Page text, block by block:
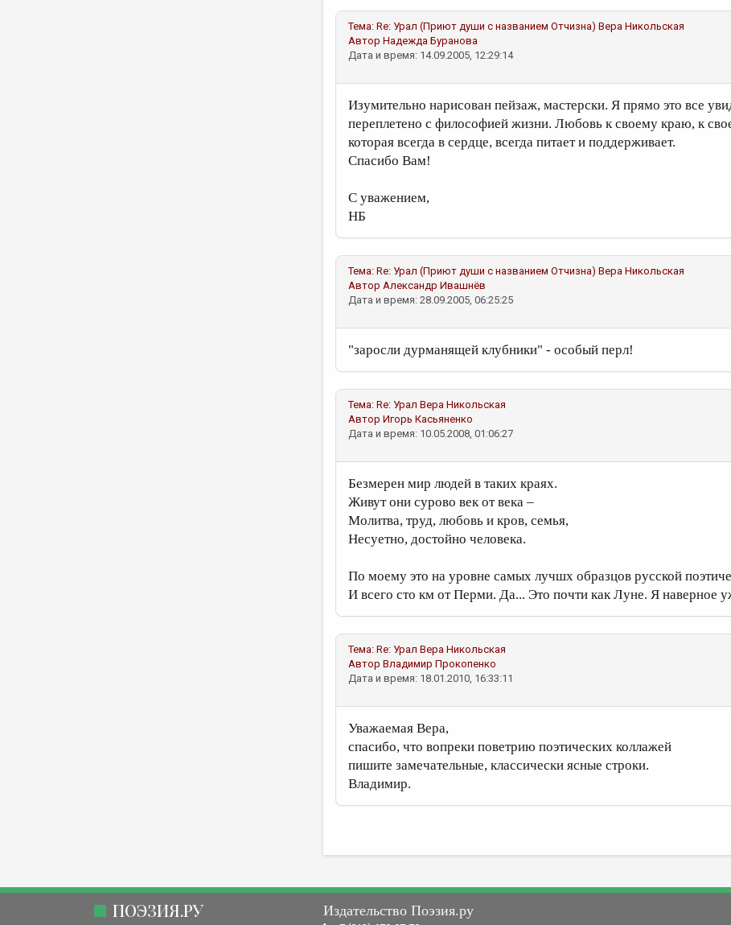
Тема: Re: Урал (Приют души с названием Отчизна) Вера Никольская
Автор Надежда Буранова
Дата и время: 14.09.2005, 12:29:14
Изумительно нарисован пейзаж, мастерски. Я прямо это все
переплетено с философией жизни. Любовь к своему краю, к
которая всегда в сердце, всегда питает и поддерживает.
Спасибо Вам!
С уважением,
НБ
Тема: Re: Урал (Приют души с названием Отчизна) Вера Никольская
Автор Александр Ивашнёв
Дата и время: 28.09.2005, 06:25:25
"заросли дурманящей клубники" - особый перл!
Тема: Re: Урал Вера Никольская
Автор Игорь Касьяненко
Дата и время: 10.05.2008, 01:06:27
Безмерен мир людей в таких краях.
Живут они сурово век от века –
Молитва, труд, любовь и кров, семья,
Несуетно, достойно человека.
По моему это на уровне самых лучшх образцов русской
И всего сто км от Перми. Да... Это почти как Луне. Я наверное
Тема: Re: Урал Вера Никольская
Автор Владимир Прокопенко
Дата и время: 18.01.2010, 16:33:11
Уважаемая Вера,
спасибо, что вопреки поветрию поэтических коллажей
пишите замечательные, классически ясные строки.
Владимир.
ПОЭЗИЯ.РУ Издательство Поэзия.ру